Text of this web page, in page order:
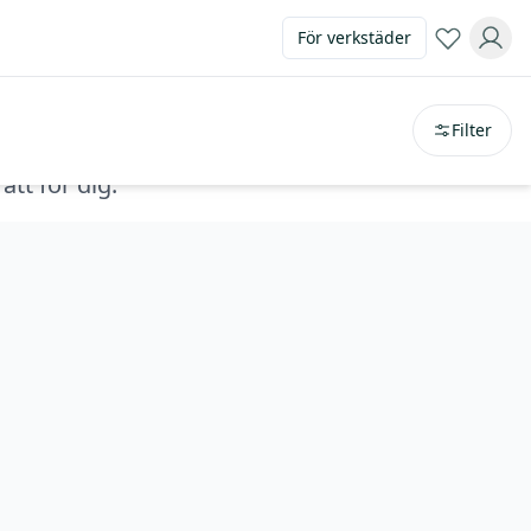
För verkstäder
för dig.
Filter
avstånd